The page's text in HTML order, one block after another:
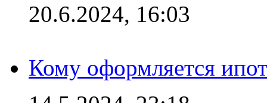
20.6.2024, 16:03
Кому оформляется